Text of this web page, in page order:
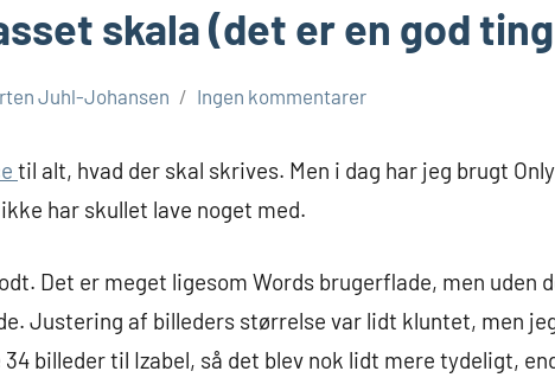
skala (det er en god
Juhl-Johansen Ingen kommentarer
til alt, hvad der skal skrives. Men i dag har jeg brugt
har skullet lave noget med.
Det er meget ligesom Words brugerflade, men uden
Justering af billeders størrelse var lidt kluntet, men
billeder til Izabel, så det blev nok lidt mere tydeligt,